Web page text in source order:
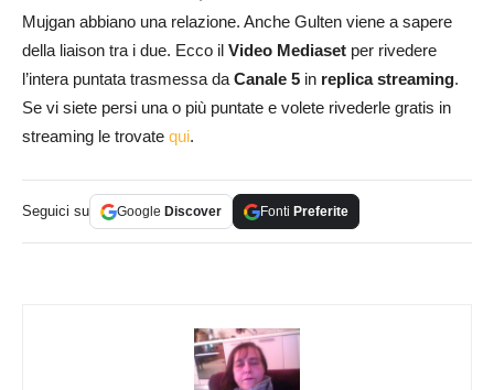
Mujgan abbiano una relazione. Anche Gulten viene a sapere
della liaison tra i due. Ecco il Video Mediaset per rivedere
l’intera puntata trasmessa daCanale 5 in replica streaming.
Se vi siete persi una o più puntate e volete rivederle gratis in
streaming le trovate qui.
Seguici su Google Discover Fonti Preferite